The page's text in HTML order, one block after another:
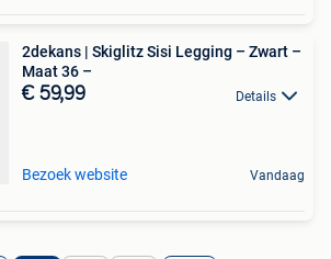
2dekans | Skiglitz Sisi Legging – Zwart –
Maat 36 –
€ 59,99 Details
Bezoek website Vandaag